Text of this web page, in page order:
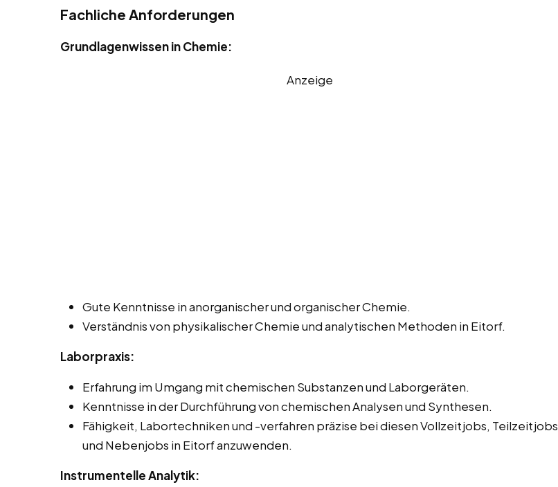
Fachliche Anforderungen
Grundlagenwissen in Chemie:
Anzeige
Gute Kenntnisse in anorganischer und organischer Chemie.
Verständnis von physikalischer Chemie und analytischen Methoden in Eitorf.
Laborpraxis:
Erfahrung im Umgang mit chemischen Substanzen und Laborgeräten.
Kenntnisse in der Durchführung von chemischen Analysen und Synthesen.
Fähigkeit, Labortechniken und -verfahren präzise bei diesen Vollzeitjobs, Teilzeitjobs
und Nebenjobs in Eitorf anzuwenden.
Instrumentelle Analytik: